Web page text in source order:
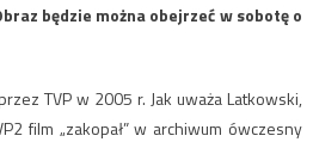
będzie można obejrzeć w sobotę o
TVP w 2005 r. Jak uważa Latkowski,
film „zakopał” w archiwum ówczesny